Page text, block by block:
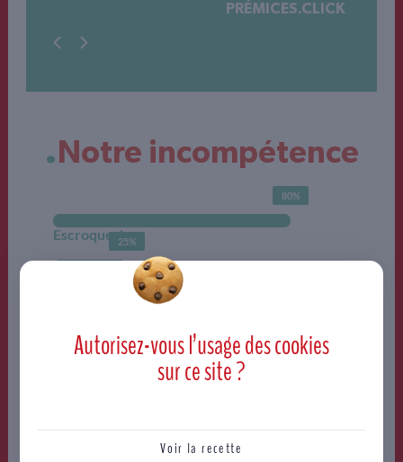
PRÉMICES.CLICK
.Notre incompétence
80%
Escroquerie
25%
Mauvaise foi
Autorisez-vous l’usage descookies
sur ce site ?
Voir la recette